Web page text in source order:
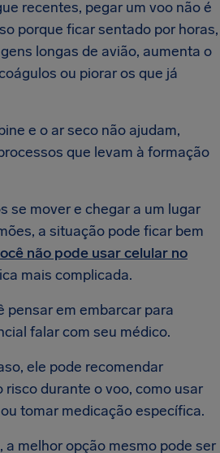
recentes, pegar um voo não é
porque ficar sentado por horas,
longas de avião, aumenta o
ou piorar os que já
e o ar seco não ajudam,
que levam à formação
se mover e chegar a um lugar
a situação pode ficar bem
não pode usar celular no
mais complicada.
pensar em embarcar para
falar com seu médico.
ele pode recomendar
risco durante o voo, como usar
tomar medicação específica.
a melhor opção mesmo pode ser